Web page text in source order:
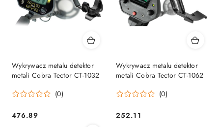
Wykrywacz metalu detektor
metali Cobra Tector CT-1032
(0)
Cena:
476.89
Wykrywacz metalu detektor
metali Cobra Tector CT-1062
(0)
Cena:
252.11